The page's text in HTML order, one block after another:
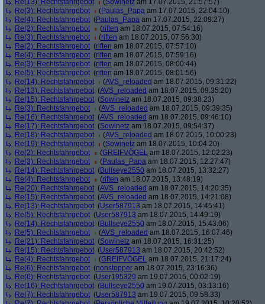
Re(13): Rechtsfahrgebot
(Sowinetz am 17.07.2015, 21:57:57)
Re(3): Rechtsfahrgebot
(Paulas_Papa am 17.07.2015, 22:04:10)
Re(4): Rechtsfahrgebot (Paulas_Papa am 17.07.2015, 22:09:27)
Re(2): Rechtsfahrgebot
(riften am 18.07.2015, 07:54:16)
Re(3): Rechtsfahrgebot
(riften am 18.07.2015, 07:56:30)
Re(2): Rechtsfahrgebot (riften am 18.07.2015, 07:57:10)
Re(4): Rechtsfahrgebot (riften am 18.07.2015, 07:59:16)
Re(3): Rechtsfahrgebot (riften am 18.07.2015, 08:00:44)
Re(5): Rechtsfahrgebot (riften am 18.07.2015, 08:01:56)
Re(14): Rechtsfahrgebot
(AVS_reloaded am 18.07.2015, 09:31:22)
Re(13): Rechtsfahrgebot (AVS_reloaded am 18.07.2015, 09:35:20)
Re(15): Rechtsfahrgebot (Sowinetz am 18.07.2015, 09:38:23)
Re(3): Rechtsfahrgebot
(AVS_reloaded am 18.07.2015, 09:39:35)
Re(16): Rechtsfahrgebot (AVS_reloaded am 18.07.2015, 09:46:10)
Re(17): Rechtsfahrgebot (Sowinetz am 18.07.2015, 09:54:37)
Re(18): Rechtsfahrgebot
(AVS_reloaded am 18.07.2015, 10:00:23)
Re(19): Rechtsfahrgebot
(Sowinetz am 18.07.2015, 10:04:20)
Re(2): Rechtsfahrgebot
(GREIFVÖGEL am 18.07.2015, 12:02:23)
Re(3): Rechtsfahrgebot
(Paulas_Papa am 18.07.2015, 12:27:47)
Re(14): Rechtsfahrgebot (Bullseye2550 am 18.07.2015, 13:32:27)
Re(4): Rechtsfahrgebot
(riften am 18.07.2015, 13:48:19)
Re(20): Rechtsfahrgebot (AVS_reloaded am 18.07.2015, 14:20:35)
Re(15): Rechtsfahrgebot (AVS_reloaded am 18.07.2015, 14:21:08)
Re(13): Rechtsfahrgebot (User587913 am 18.07.2015, 14:45:41)
Re(5): Rechtsfahrgebot (User587913 am 18.07.2015, 14:49:19)
Re(14): Rechtsfahrgebot (Bullseye2550 am 18.07.2015, 15:43:06)
Re(5): Rechtsfahrgebot
(AVS_reloaded am 18.07.2015, 16:07:46)
Re(21): Rechtsfahrgebot (Sowinetz am 18.07.2015, 16:31:25)
Re(15): Rechtsfahrgebot (User587913 am 18.07.2015, 20:42:52)
Re(4): Rechtsfahrgebot
(GREIFVÖGEL am 18.07.2015, 21:17:24)
Re(6): Rechtsfahrgebot (nonstopper am 18.07.2015, 23:16:36)
Re(6): Rechtsfahrgebot (User195329 am 19.07.2015, 00:02:19)
Re(16): Rechtsfahrgebot (Bullseye2550 am 19.07.2015, 03:13:16)
Re(7): Rechtsfahrgebot (User587913 am 19.07.2015, 09:58:33)